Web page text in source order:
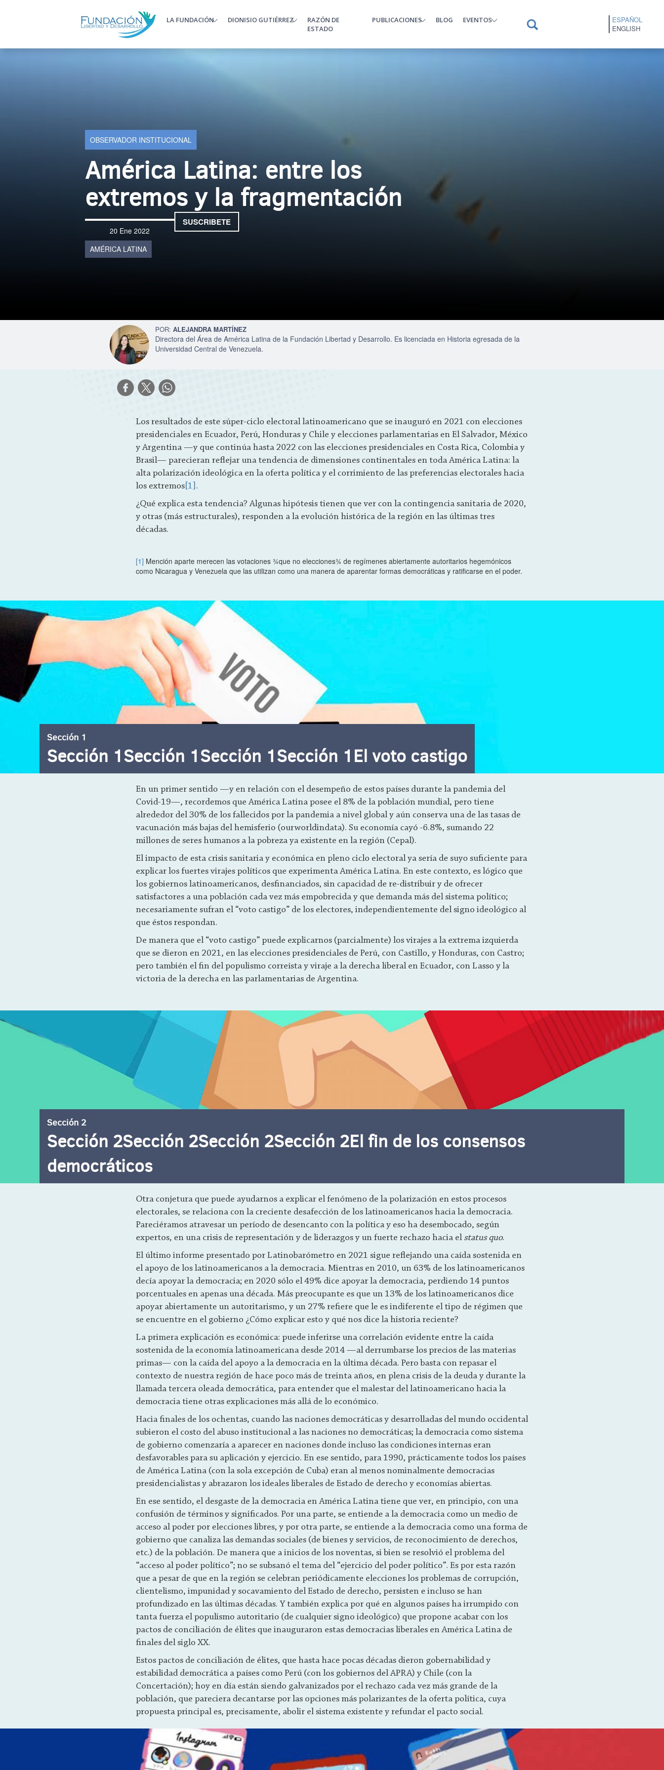
LA FUNDACIÓN DIONISIO GUTIÉRREZ
RAZÓN DE
ESTADO
PUBLICACIONES BLOG EVENTOS
ESPAÑOL
ENGLISH
OBSERVADOR INSTITUCIONAL
América Latina: entre los
extremos y la fragmentación
20 Ene 2022
AMÉRICA LATINA
SUSCRIBETE
ALEJANDRA MARTÍNEZ
Directora del Área de América Latina de la Fundación Libertad y Desarrollo. Es licenciada en Historia egresada de la
Universidad Central de Venezuela.
Los resultados de este súper-ciclo electoral latinoamericano que se inauguró en 2021 con elecciones
presidenciales en Ecuador, Perú, Honduras y Chile y elecciones parlamentarias en El Salvador, México
y Argentina —y que continúa hasta 2022 con las elecciones presidenciales en Costa Rica, Colombia y
Brasil— parecieran reflejar una tendencia de dimensiones continentales en toda América Latina: la
alta polarización ideológica en la oferta política y el corrimiento de las preferencias electorales hacia
los extremos [1] .
¿Qué explica esta tendencia? Algunas hipótesis tienen que ver con la contingencia sanitaria de 2020,
y otras (más estructurales), responden a la evolución histórica de la región en las últimas tres
décadas.
[1] Mención aparte merecen las votaciones ¾que no elecciones¾ de regímenes abiertamente autoritarios hegemónicos
como Nicaragua y Venezuela que las utilizan como una manera de aparentar formas democráticas y ratificarse en el poder.
Sección 1
Sección 1Sección 1Sección 1Sección 1El voto castigo
En un primer sentido —y en relación con el desempeño de estos países durante la pandemia del
Covid-19—, recordemos que América Latina posee el 8% de la población mundial, pero tiene
alrededor del 30% de los fallecidos por la pandemia a nivel global y aún conserva una de las tasas de
vacunación más bajas del hemisferio (ourworldindata). Su economía cayó -6.8%, sumando 22
millones de seres humanos a la pobreza ya existente en la región (Cepal).
El impacto de esta crisis sanitaria y económica en pleno ciclo electoral ya sería de suyo suficiente para
explicar los fuertes virajes políticos que experimenta América Latina. En este contexto, es lógico que
los gobiernos latinoamericanos, desfinanciados, sin capacidad de re-distribuir y de ofrecer
satisfactores a una población cada vez más empobrecida y que demanda más del sistema político;
necesariamente sufran el “voto castigo” de los electores, independientemente del signo ideológico al
que éstos respondan.
De manera que el “voto castigo” puede explicarnos (parcialmente) los virajes a la extrema izquierda
que se dieron en 2021, en las elecciones presidenciales de Perú, con Castillo, y Honduras, con Castro;
pero también el fin del populismo correísta y viraje a la derecha liberal en Ecuador, con Lasso y la
victoria de la derecha en las parlamentarias de Argentina.
Sección 2
Sección 2Sección 2Sección 2Sección 2El fin de los consensos
democráticos
Otra conjetura que puede ayudarnos a explicar el fenómeno de la polarización en estos procesos
electorales, se relaciona con la creciente desafección de los latinoamericanos hacia la democracia.
Pareciéramos atravesar un período de desencanto con la política y eso ha desembocado, según
expertos, en una crisis de representación y de liderazgos y un fuerte rechazo hacia el status quo.
El último informe presentado por Latinobarómetro en 2021 sigue reflejando una caída sostenida en
el apoyo de los latinoamericanos a la democracia. Mientras en 2010, un 63% de los latinoamericanos
decía apoyar la democracia; en 2020 sólo el 49% dice apoyar la democracia, perdiendo 14 puntos
porcentuales en apenas una década. Más preocupante es que un 13% de los latinoamericanos dice
apoyar abiertamente un autoritarismo, y un 27% refiere que le es indiferente el tipo de régimen que
se encuentre en el gobierno ¿Cómo explicar esto y qué nos dice la historia reciente?
La primera explicación es económica: puede inferirse una correlación evidente entre la caída
sostenida de la economía latinoamericana desde 2014 —al derrumbarse los precios de las materias
primas— con la caída del apoyo a la democracia en la última década. Pero basta con repasar el
contexto de nuestra región de hace poco más de treinta años, en plena crisis de la deuda y durante la
llamada tercera oleada democrática, para entender que el malestar del latinoamericano hacia la
democracia tiene otras explicaciones más allá de lo económico.
Hacia finales de los ochentas, cuando las naciones democráticas y desarrolladas del mundo occidental
subieron el costo del abuso institucional a las naciones no democráticas; la democracia como sistema
de gobierno comenzaría a aparecer en naciones donde incluso las condiciones internas eran
desfavorables para su aplicación y ejercicio. En ese sentido, para 1990, prácticamente todos los países
de América Latina (con la sola excepción de Cuba) eran al menos nominalmente democracias
presidencialistas y abrazaron los ideales liberales de Estado de derecho y economías abiertas.
En ese sentido, el desgaste de la democracia en América Latina tiene que ver, en principio, con una
confusión de términos y significados. Por una parte, se entiende a la democracia como un medio de
acceso al poder por elecciones libres, y por otra parte, se entiende a la democracia como una forma de
gobierno que canaliza las demandas sociales (de bienes y servicios, de reconocimiento de derechos,
etc.) de la población. De manera que a inicios de los noventas, si bien se resolvió el problema del
“acceso al poder político”; no se subsanó el tema del “ejercicio del poder político”. Es por esta razón
que a pesar de que en la región se celebran periódicamente elecciones los problemas de corrupción,
clientelismo, impunidad y socavamiento del Estado de derecho, persisten e incluso se han
profundizado en las últimas décadas. Y también explica por qué en algunos países ha irrumpido con
tanta fuerza el populismo autoritario (de cualquier signo ideológico) que propone acabar con los
pactos de conciliación de élites que inauguraron estas democracias liberales en América Latina de
finales del siglo XX.
Estos pactos de conciliación de élites, que hasta hace pocas décadas dieron gobernabilidad y
estabilidad democrática a países como Perú (con los gobiernos del APRA) y Chile (con la
Concertación); hoy en día están siendo galvanizados por el rechazo cada vez más grande de la
población, que pareciera decantarse por las opciones más polarizantes de la oferta política, cuya
propuesta principal es, precisamente, abolir el sistema existente y refundar el pacto social.